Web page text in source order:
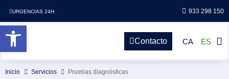
Abrir barra de herramientas
URGENCIAS 24H 933 298 150
Contacto CA ES
Inicio Servicios Pruebas diagnósticas